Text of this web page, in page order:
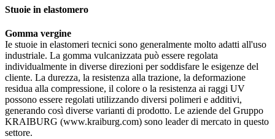
Stuoie in elastomero
Gomma vergine
Ie stuoie in elastomeri tecnici sono generalmente molto adatti all'uso
industriale. La gomma vulcanizzata può essere regolata
individualmente in diverse direzioni per soddisfare le esigenze del
cliente. La durezza, la resistenza alla trazione, la deformazione
residua alla compressione, il colore o la resistenza ai raggi UV
possono essere regolati utilizzando diversi polimeri e additivi,
generando così diverse varianti di prodotto. Le aziende del Gruppo
KRAIBURG (www.kraiburg.com) sono leader di mercato in questo
settore.